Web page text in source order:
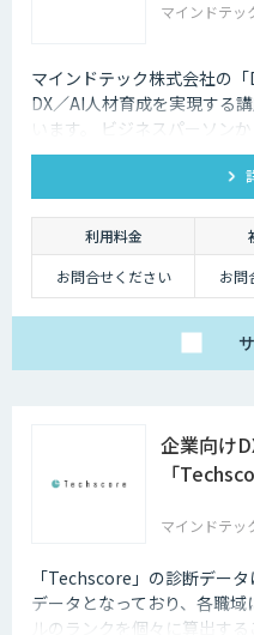
マインドテッ
マインドテック株式会社の「
DX／AI人材育成を実現する
います。 ビジネスパーソン
いラインナップの講座を取
たオーダーメイド提案も可
利用料金
お問合せください
お問
企業向け
「
マインドテッ
「Techscore」の診断デー
データとなっており、各職
ルのランクを個々に算出す